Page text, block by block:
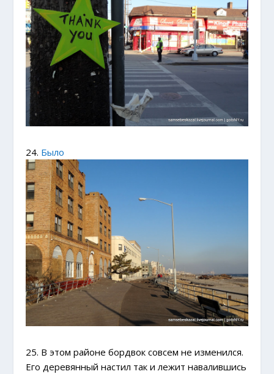
24. Было
25. В этом районе бордвок совсем не изменился.
Его деревянный настил так и лежит навалившись